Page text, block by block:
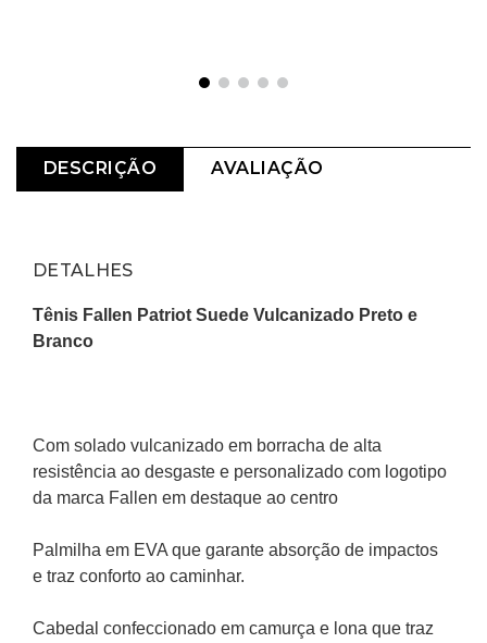
DESCRIÇÃO AVALIAÇÃO
DETALHES
Tênis Fallen Patriot Suede Vulcanizado Preto e
Branco
Com solado vulcanizado em borracha de alta
resistência ao desgaste e personalizado com logotipo
da marca Fallen em destaque ao centro
Palmilha em EVA que garante absorção de impactos
e traz conforto ao caminhar.
Cabedal confeccionado em camurça e lona que traz